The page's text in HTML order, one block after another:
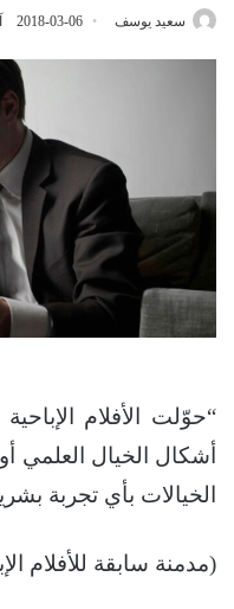
سعيد يوسف 2018-03-06
“حوّلت الأفلام
أشكال الخيال العلمي
الخيالات بأي تجربة
(مدمنة سابقة للأفلام